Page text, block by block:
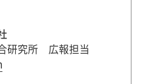
研究所 広報担当